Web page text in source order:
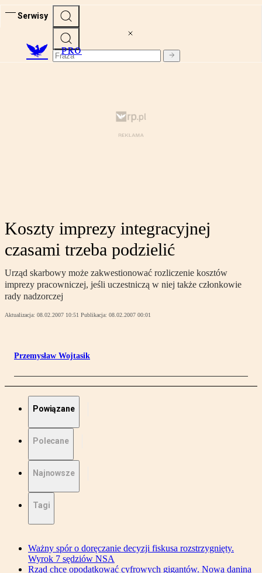
Serwisy
PRO
Koszty imprezy integracyjnej
czasami trzeba podzielić
Urząd skarbowy może zakwestionować rozliczenie kosztów
imprezy pracowniczej, jeśli uczestniczą w niej także członkowie
rady nadzorczej
Aktualizacja: 08.02.2007 10:51 Publikacja: 08.02.2007 00:01
Przemysław Wojtasik
Powiązane
Polecane
Najnowsze
Tagi
Ważny spór o doręczanie decyzji fiskusa rozstrzygnięty.
Wyrok 7 sędziów NSA
Rząd chce opodatkować cyfrowych gigantów. Nowa danina